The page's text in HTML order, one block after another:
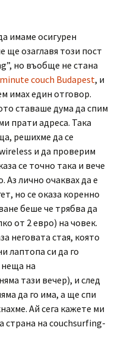
имаме осигурен
ще озаглавя този пост
но въобще не стана
couch Budapest, и
имах един отговор.
ставаше дума да спим
прати адреса. Така
решихме да се
и да проверим
се точно така и вече
лично очаквах да е
но се оказа коренно
беше че трябва да
от 2 евро) на човек.
неговата стая, която
лаптопа си да го
неща на
тази вечер), и след
да го има, а ще спи
Ай сега кажете ми
страна на couchsurfing-